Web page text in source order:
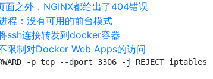
面之外，NGINX都给出了404错误
程：没有可用的前台模式
ssh连接转发到docker容器
限制对Docker Web Apps的访问
-p tcp --dport 3306 -j REJECT